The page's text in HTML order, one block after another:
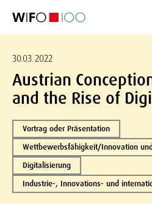
30.03.2022
Austrian
and the Rise of
Vortrag oder Präsentation
Wettbewerbsfähigkeit/Innovation
Digitalisierung
Industrie-, Innovations- und